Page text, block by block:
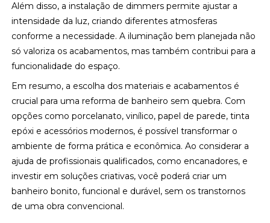
Além disso, a instalação de dimmers permite ajustar a
intensidade da luz, criando diferentes atmosferas
conforme a necessidade. A iluminação bem planejada não
só valoriza os acabamentos, mas também contribui para a
funcionalidade do espaço.
Em resumo, a escolha dos materiais e acabamentos é
crucial para uma reforma de banheiro sem quebra. Com
opções como porcelanato, vinílico, papel de parede, tinta
epóxi e acessórios modernos, é possível transformar o
ambiente de forma prática e econômica. Ao considerar a
ajuda de profissionais qualificados, como encanadores, e
investir em soluções criativas, você poderá criar um
banheiro bonito, funcional e durável, sem os transtornos
de uma obra convencional.